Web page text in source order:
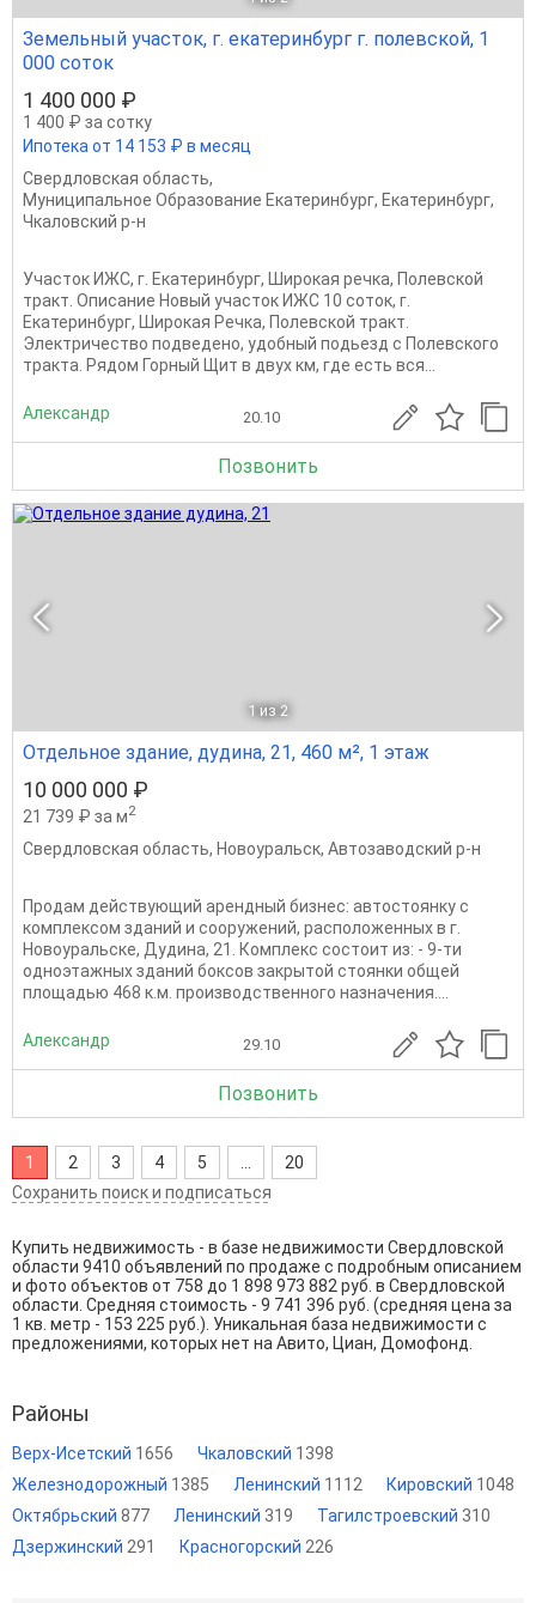
Земельный участок, г. екатеринбург г. полевской, 1
000 соток
1 400 000 ₽
1 400 ₽ за сотку
Ипотека от 14 153 ₽ в месяц
Свердловская область,
Муниципальное Образование Екатеринбург, Екатеринбург,
Чкаловский р-н
Участок ИЖС, г. Екатеринбург, Широкая речка, Полевской
тракт. Описание Новый участок ИЖС 10 соток, г.
Екатеринбург, Широкая Речка, Полевской тракт.
Электричество подведено, удобный подьезд с Полевского
тракта. Рядом Горный Щит в двух км, где есть вся...
Александр 20.10
Позвонить
1 из 2
Отдельное здание, дудина, 21, 460 м², 1 этаж
10 000 000 ₽
21 739 ₽ за м2
Свердловская область, Новоуральск, Автозаводский р-н
Продам действующий арендный бизнес: автостоянку с
комплексом зданий и сооружений, расположенных в г.
Новоуральске, Дудина, 21. Комплекс состоит из: - 9-ти
одноэтажных зданий боксов закрытой стоянки общей
площадью 468 к.м. производственного назначения....
Александр 29.10
Позвонить
1 2 3 4 5
20
Сохранить поиск и подписаться
Купить недвижимость - в базе недвижимости Свердловской
области 9410 объявлений по продаже с подробным описанием
и фото объектов от 758 до 1 898 973 882 руб. в Свердловской
области. Средняя стоимость - 9 741 396 руб. (средняя цена за
1 кв. метр - 153 225 руб.). Уникальная база недвижимости с
предложениями, которых нет на Авито, Циан, Домофонд.
Районы
Верх-Исетский 1656 Чкаловский 1398
Железнодорожный 1385 Ленинский 1112 Кировский 1048
Октябрьский 877 Ленинский 319 Тагилстроевский 310
Дзержинский 291 Красногорский 226